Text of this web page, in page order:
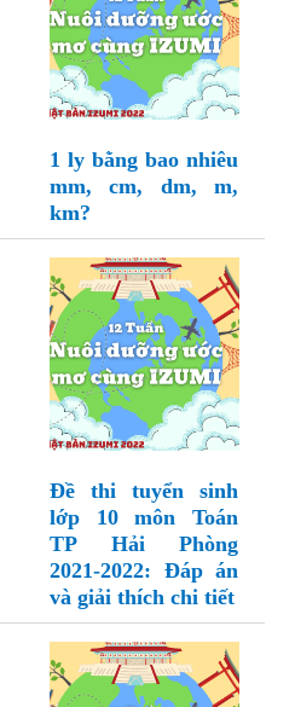
1 ly bằng bao nhiêu
mm, cm, dm, m,
km?
Đề thi tuyển sinh
lớp 10 môn Toán
TP Hải Phòng
2021-2022: Đáp án
và giải thích chi tiết